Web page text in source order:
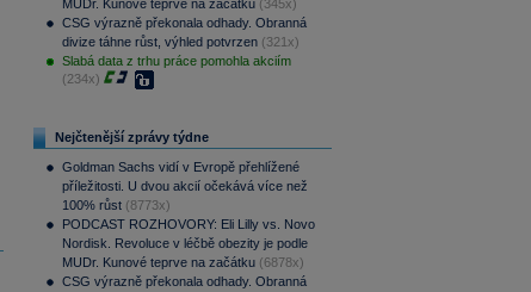
MUDr. Kunové teprve na začátku (345x)
CSG výrazně překonala odhady. Obranná
divize táhne růst, výhled potvrzen (321x)
Slabá data z trhu práce pomohla akciím
(234x)
Nejčtenější zprávy týdne
Goldman Sachs vidí v Evropě přehlížené
příležitosti. U dvou akcií očekává více než
100% růst (8773x)
PODCAST ROZHOVORY: Eli Lilly vs. Novo
Nordisk. Revoluce v léčbě obezity je podle
MUDr. Kunové teprve na začátku (6878x)
CSG výrazně překonala odhady. Obranná